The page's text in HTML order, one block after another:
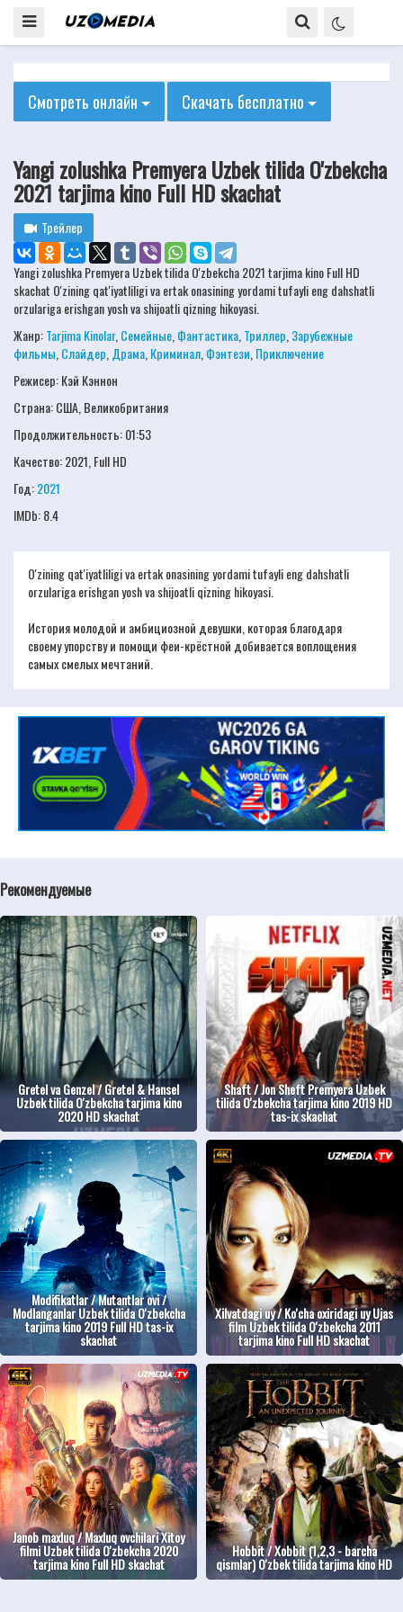
Смотреть онлайн Скачать бесплатно
Yangi zolushka Premyera Uzbek tilida O'zbekcha
2021 tarjima kino Full HD skachat
Трейлер
Yangi zolushka Premyera Uzbek tilida O'zbekcha 2021 tarjima kino Full HD
skachat O'zining qat'iyatliligi va ertak onasining yordami tufayli eng dahshatli
orzulariga erishgan yosh va shijoatli qizning hikoyasi.
Жанр:Tarjima Kinolar, Семейные Фантастика Триллер Зарубежные
фильмы Слайдер Драма Криминал Фэнтези Приключение
Режисер:Кэй Кэннон
Страна: США, Великобритания
Продолжительность:01:53
Качество:2021, Full HD
Год:2021
IMDb:8.4
O'zining qat'iyatliligi va ertak onasining yordami tufayli eng dahshatli
orzulariga erishgan yosh va shijoatli qizning hikoyasi.
История молодой и амбициозной девушки, которая благодаря
своему упорству и помощи феи-крёстной добивается воплощения
самых смелых мечтаний.
Рекомендуемые
Gretel va Genzel / Gretel & Hansel
Uzbek tilida O'zbekcha tarjima kino
2020 HD skachat
Shaft / Jon Sheft Premyera Uzbek
tilida O'zbekcha tarjima kino 2019 HD
tas-ix skachat
Modifikatlar / Mutantlar ovi /
Modlanganlar Uzbek tilida O'zbekcha
tarjima kino 2019 Full HD tas-ix
skachat
Xilvatdagi uy / Ko'cha oxiridagi uy Ujas
film Uzbek tilida O'zbekcha 2011
tarjima kino Full HD skachat
Janob maxluq / Maxluq ovchilari Xitoy
filmi Uzbek tilida O'zbekcha 2020
tarjima kino Full HD skachat
Hobbit / Xobbit (1,2,3 - barcha
qismlar) O'zbek tilida tarjima kino HD